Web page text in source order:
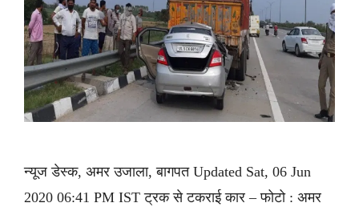
न्यूज डेस्क, अमर उजाला, बागपत Updated Sat, 06 Jun
2020 06:41 PM IST ट्रक से टकराई कार – फोटो : अमर